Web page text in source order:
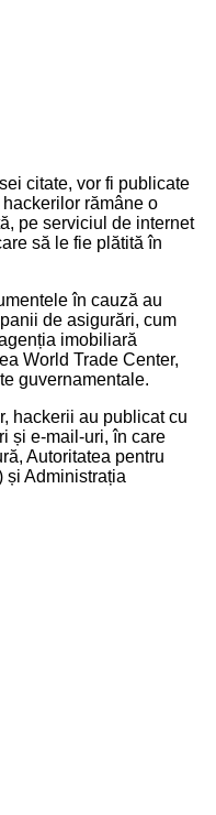
citate, vor fi publicate
rămâne o
pe serviciul de internet
să le fie plătită în
în cauză au
de asigurări, cum
imobiliară
World Trade Center,
guvernamentale.
hackerii au publicat cu
și e-mail-uri, în care
Autoritatea pentru
și Administrația